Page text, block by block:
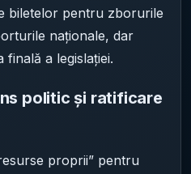
biletelor pentru zborurile
naționale, dar
a legislației.
politic și ratificare
proprii” pentru